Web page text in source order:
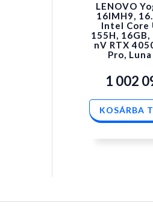
LENOVO
16IMH9,
Intel Core
155H, 16GB,
nV RTX
Pro,
1 002
KOSÁRBA